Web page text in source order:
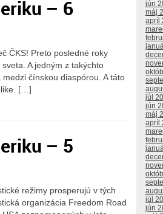
– 6
ČKS! Preto posledné roky
A jedným z takýchto
čínskou diaspórou. A táto
[…]
– 5
režimy prosperujú v tých
organizácia Freedom Road
jún
máj
apríl
júl
jún
máj
apríl
júl
jún